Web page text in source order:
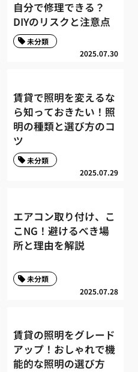
自分で修理できる？
DIYのリスクと注意点
2025.07.30
未分類
賃貸で照明を変えるな
ら知っておきたい！照
明の種類と選び方のコ
ツ
2025.07.29
未分類
エアコン取り付け、こ
こNG！避けるべき場
所と理由を解説
2025.07.28
未分類
賃貸の照明をグレード
アップ！おしゃれで機
能的な照明の選び方